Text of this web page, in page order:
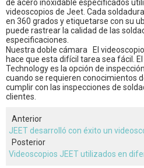
de acero inoxidable especificados
videoscopios de Jeet. Cada
en 360 grados y etiquetarse con su
puede rastrear la calidad de las
especificaciones.
Nuestra doble cámara
El videoscopio
hace que esta difícil tarea sea fácil.
Technology es la opción de
cuando se requieren conocimientos
cumplir con las inspecciones de
clientes.
Anterior
JEET desarrolló con éxito un
Posterior
Videoscopios JEET utilizados en